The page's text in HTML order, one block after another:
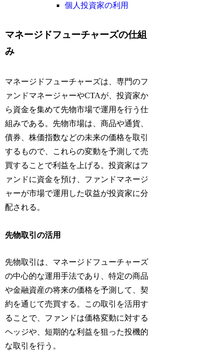
個人投資家の利用
マネージドフューチャーズの仕組
み
マネージドフューチャーズは、専門のフ
ァンドマネージャーやCTAが、投資家か
ら資金を集めて先物市場で運用を行う仕
組みである。先物市場は、商品や通貨、
債券、株価指数などの未来の価格を取引
するもので、これらの変動を予測して売
買することで利益を上げる。投資家はフ
ァンドに資金を預け、ファンドマネージ
ャーが市場で運用した収益が投資家に分
配される。
先物取引の活用
先物取引は、マネージドフューチャーズ
の中心的な運用手法であり、特定の商品
や金融資産の将来の価格を予測して、契
約を通じて売買する。この取引を活用す
ることで、ファンドは価格変動に対する
ヘッジや、短期的な利益を狙った投機的
な取引を行う。